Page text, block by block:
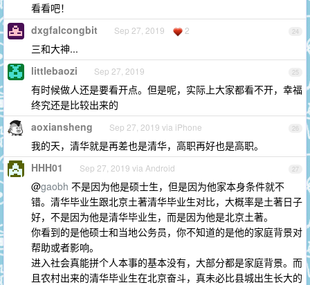
看看吧！
24
dxgfalcongbit Sep 27, 2019 2
三和大神...
25
littlebaozi Sep 27, 2019
有时候做人还是要看开点。但是呢，实际上大家都看不开，幸福
终究还是比较出来的
26
aoxiansheng Sep 27, 2019 via iPhone
我的天，清华就是再差也是清华，高职再好也是高职。
27
HHH01 Sep 27, 2019 via Android
@gaobh 不是因为他是硕士生，但是因为他家本身条件就不
错。清华毕业生跟北京土著清华毕业生对比，大概率是土著日子
好，不是因为他是清华毕业生，而是因为他是北京土著。
你看到的是他硕士和当地公务员，你不知道的是他的家庭背景对
帮助或者影响。
进入社会真能拼个人本事的基本没有，大部分都是家庭背景。而
且农村出来的清华毕业生在北京奋斗，真未必比县城出生长大的